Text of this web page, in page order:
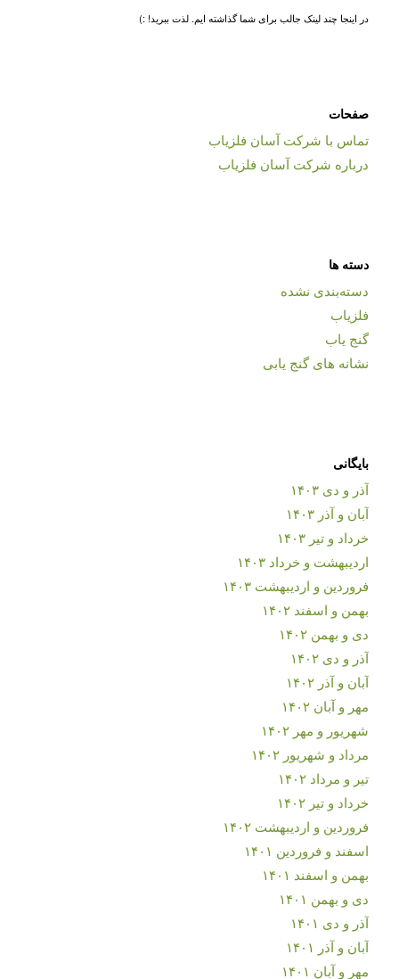
در اینجا چند لینک جالب برای شما گذاشته ایم. لذت ببرید! :)
صفحات
تماس با شرکت آسان فلزیاب
درباره شرکت آسان فلزیاب
دسته ها
دسته‌بندی نشده
فلزیاب
گنج یاب
نشانه های گنج یابی
بایگانی
آذر و دی ۱۴۰۳
آبان و آذر ۱۴۰۳
خرداد و تیر ۱۴۰۳
اردیبهشت و خرداد ۱۴۰۳
فروردین و اردیبهشت ۱۴۰۳
بهمن و اسفند ۱۴۰۲
دی و بهمن ۱۴۰۲
آذر و دی ۱۴۰۲
آبان و آذر ۱۴۰۲
مهر و آبان ۱۴۰۲
شهریور و مهر ۱۴۰۲
مرداد و شهریور ۱۴۰۲
تیر و مرداد ۱۴۰۲
خرداد و تیر ۱۴۰۲
فروردین و اردیبهشت ۱۴۰۲
اسفند و فروردین ۱۴۰۱
بهمن و اسفند ۱۴۰۱
دی و بهمن ۱۴۰۱
آذر و دی ۱۴۰۱
آبان و آذر ۱۴۰۱
مهر و آبان ۱۴۰۱